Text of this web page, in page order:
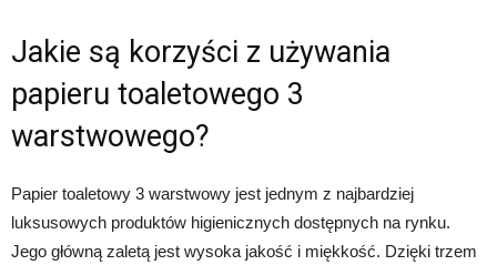
Jakie są korzyści z używania
papieru toaletowego 3
warstwowego?
Papier toaletowy 3 warstwowy jest jednym z najbardziej
luksusowych produktów higienicznych dostępnych na rynku.
Jego główną zaletą jest wysoka jakość i miękkość. Dzięki trzem